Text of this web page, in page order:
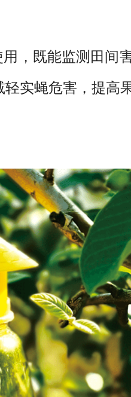
，既能监测田间
实蝇危害，提高果